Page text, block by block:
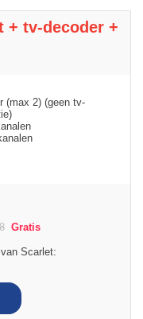
+ tv-decoder +
(max 2) (geen tv-
Gratis
Scarlet: